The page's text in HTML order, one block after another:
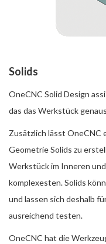
Solids
OneCNC Solid Design
das das Werkstück
Zusätzlich lässt OneCNC
Geometrie Solids zu
Werkstück im Inneren
komplexesten. Solids
und lassen sich deshalb
ausreichend testen.
OneCNC hat die